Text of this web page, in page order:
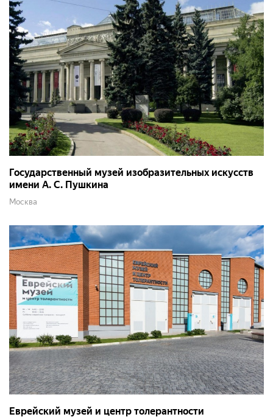
Государственный музей изобразительных искусств
имени А. С. Пушкина
Москва
Еврейский музей и центр толерантности